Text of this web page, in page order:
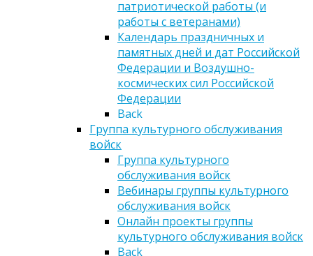
патриотической работы (и
работы с ветеранами)
Календарь праздничных и
памятных дней и дат Российской
Федерации и Воздушно-
космических сил Российской
Федерации
Back
Группа культурного обслуживания
войск
Группа культурного
обслуживания войск
Вебинары группы культурного
обслуживания войск
Онлайн проекты группы
культурного обслуживания войск
Back